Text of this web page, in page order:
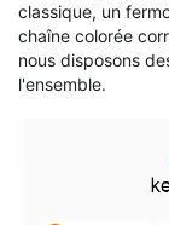
classique, un
chaîne colorée
nous disposons
l'ensemble.